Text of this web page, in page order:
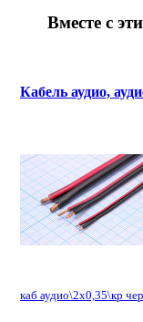
Вместе с
Кабель аудио,
каб аудио\2x0,35\кр